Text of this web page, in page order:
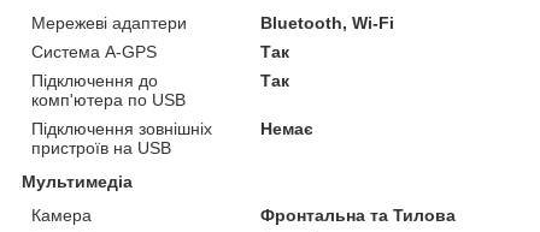
Мережеві адаптери
Bluetooth, Wi-Fi
Система A-GPS
Так
Підключення до
комп'ютера по USB
Так
Підключення зовнішніх
пристроїв на USB
Немає
Мультимедіа
Камера
Фронтальна та Тилова